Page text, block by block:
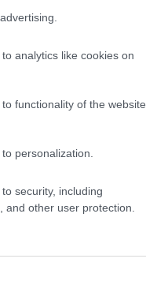
analytics like cookies on
functionality of the website
personalization.
security, including
other user protection.